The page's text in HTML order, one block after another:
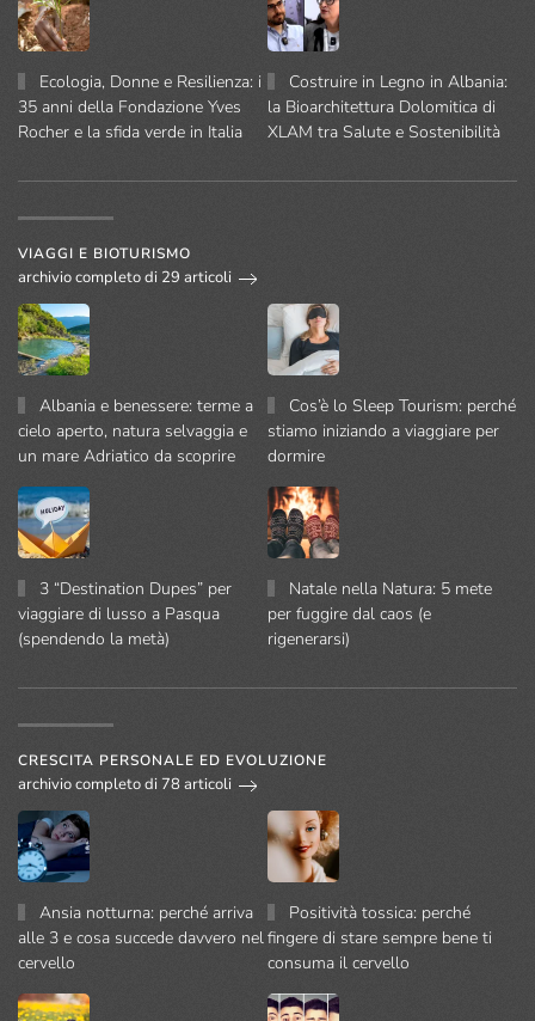
Ecologia, Donne e Resilienza: i
35 anni della Fondazione Yves
Rocher e la sfida verde in Italia
Costruire in Legno in Albania:
la Bioarchitettura Dolomitica di
XLAM tra Salute e Sostenibilità
VIAGGI E BIOTURISMO
archivio completo di 29 articoli
Albania e benessere: terme a
cielo aperto, natura selvaggia e
un mare Adriatico da scoprire
Cos’è lo Sleep Tourism: perché
stiamo iniziando a viaggiare per
dormire
3 “Destination Dupes” per
viaggiare di lusso a Pasqua
(spendendo la metà)
Natale nella Natura: 5 mete
per fuggire dal caos (e
rigenerarsi)
CRESCITA PERSONALE ED EVOLUZIONE
archivio completo di 78 articoli
Ansia notturna: perché arriva
alle 3 e cosa succede davvero nel
cervello
Positività tossica: perché
fingere di stare sempre bene ti
consuma il cervello